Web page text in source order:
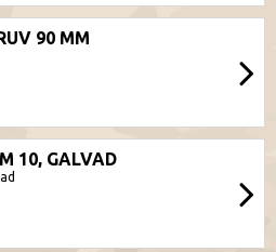
90 MM
10, GALVAD